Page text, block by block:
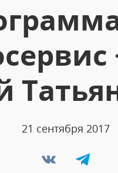
21 сентября 2017